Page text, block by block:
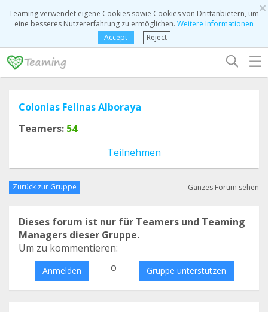
×
Teaming verwendet eigene Cookies sowie Cookies von Drittanbietern, um
eine besseres Nutzererfahrung zu ermöglichen. Weitere Informationen
Accept
Reject
☰
Colonias Felinas Alboraya
Teamers: 54
Teilnehmen
Zurück zur Gruppe Ganzes Forum sehen
Dieses forum ist nur für Teamers und Teaming
Managers dieser Gruppe.
Um zu kommentieren:
Anmelden o Gruppe unterstützen